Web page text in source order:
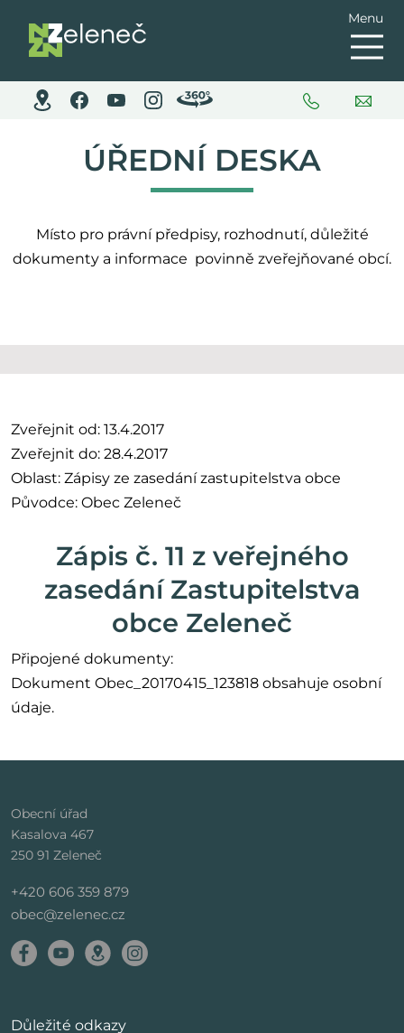
Menu
ÚŘEDNÍ DESKA
Místo pro právní předpisy, rozhodnutí, důležité
dokumenty a informace povinně zveřejňované obcí.
Zveřejnit od: 13.4.2017
Zveřejnit do: 28.4.2017
Oblast: Zápisy ze zasedání zastupitelstva obce
Původce: Obec Zeleneč
Zápis č. 11 z veřejného
zasedání Zastupitelstva
obce Zeleneč
Připojené dokumenty:
Dokument Obec_20170415_123818 obsahuje osobní
údaje.
Obecní úřad
Kasalova 467
250 91 Zeleneč
+420 606 359 879
obec@zelenec.cz
Důležité odkazy